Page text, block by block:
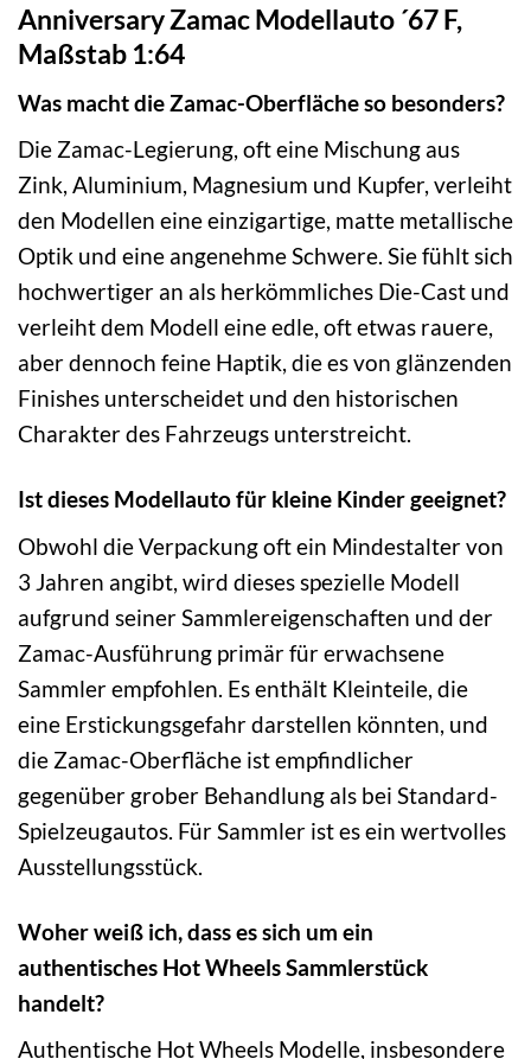
Anniversary Zamac Modellauto ´67 F,
Maßstab 1:64
Was macht die Zamac-Oberfläche so besonders?
Die Zamac-Legierung, oft eine Mischung aus
Zink, Aluminium, Magnesium und Kupfer, verleiht
den Modellen eine einzigartige, matte metallische
Optik und eine angenehme Schwere. Sie fühlt sich
hochwertiger an als herkömmliches Die-Cast und
verleiht dem Modell eine edle, oft etwas rauere,
aber dennoch feine Haptik, die es von glänzenden
Finishes unterscheidet und den historischen
Charakter des Fahrzeugs unterstreicht.
Ist dieses Modellauto für kleine Kinder geeignet?
Obwohl die Verpackung oft ein Mindestalter von
3 Jahren angibt, wird dieses spezielle Modell
aufgrund seiner Sammlereigenschaften und der
Zamac-Ausführung primär für erwachsene
Sammler empfohlen. Es enthält Kleinteile, die
eine Erstickungsgefahr darstellen könnten, und
die Zamac-Oberfläche ist empfindlicher
gegenüber grober Behandlung als bei Standard-
Spielzeugautos. Für Sammler ist es ein wertvolles
Ausstellungsstück.
Woher weiß ich, dass es sich um ein
authentisches Hot Wheels Sammlerstück
handelt?
Authentische Hot Wheels Modelle, insbesondere